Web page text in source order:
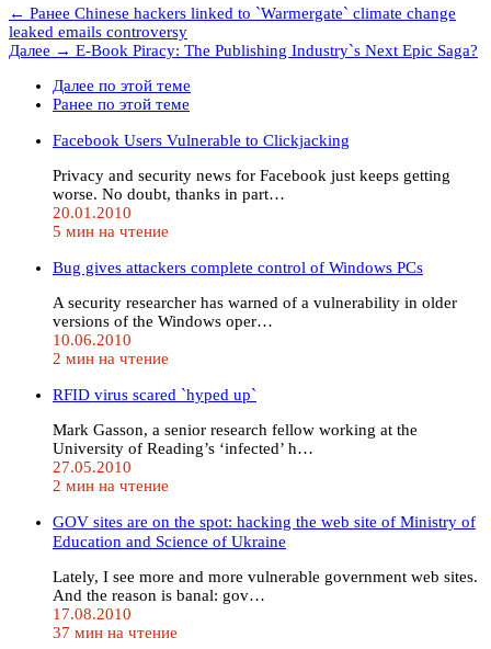
← Ранее Chinese hackers linked to `Warmergate` climate change
leaked emails controversy
Далее → E-Book Piracy: The Publishing Industry`s Next Epic Saga?
Далее по этой теме
Ранее по этой теме
Facebook Users Vulnerable to Clickjacking
Privacy and security news for Facebook just keeps getting
worse. No doubt, thanks in part…
20.01.2010
5 мин на чтение
Bug gives attackers complete control of Windows PCs
A security researcher has warned of a vulnerability in older
versions of the Windows oper…
10.06.2010
2 мин на чтение
RFID virus scared `hyped up`
Mark Gasson, a senior research fellow working at the
University of Reading’s ‘infected’ h…
27.05.2010
2 мин на чтение
GOV sites are on the spot: hacking the web site of Ministry of
Education and Science of Ukraine
Lately, I see more and more vulnerable government web sites.
And the reason is banal: gov…
17.08.2010
37 мин на чтение